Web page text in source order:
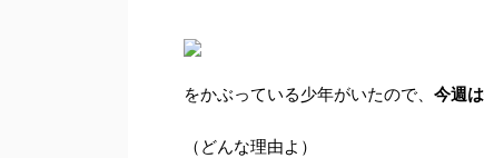
をかぶっている少年がいたので、 今週
（どんな理由よ）